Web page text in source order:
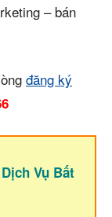
– bán
đăng ký
Vụ Bất